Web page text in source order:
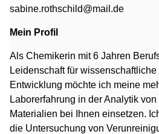
sabine.rothschild@mail.de
Mein Profil
Als Chemikerin mit 6 Jahren
Leidenschaft für
Entwicklung möchte ich meine
Laborerfahrung in der Analytik
Materialien bei Ihnen einsetzen.
die Untersuchung von